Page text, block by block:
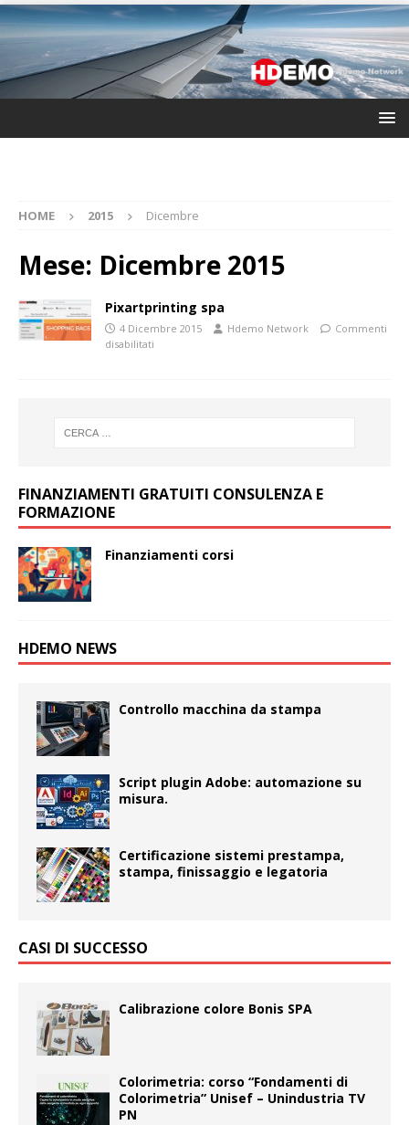
HOME 2015 Dicembre
Mese: Dicembre 2015
Pixartprinting spa
4 Dicembre 2015 Hdemo Network
Commenti
disabilitati
FINANZIAMENTI GRATUITI CONSULENZA E
FORMAZIONE
Finanziamenti corsi
HDEMO NEWS
Controllo macchina da stampa
Script plugin Adobe: automazione su
misura.
Certificazione sistemi prestampa,
stampa, finissaggio e legatoria
CASI DI SUCCESSO
Calibrazione colore Bonis SPA
Colorimetria: corso “Fondamenti di
Colorimetria” Unisef – Unindustria TV
PN